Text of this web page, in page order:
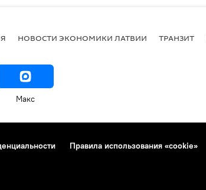
НОВОСТИ ЭКОНОМИКИ ЛАТВИИ ТРАНЗИТ
Макс
Правила использования «cookie»